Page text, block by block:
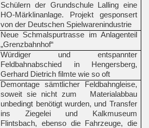
Schülern der Grundschule Lalling eine
HO-Märklinanlage. Projekt gesponsert
von der Deutschen Spielwarenindustrie
Neue Schmalspurtrasse im Anlagenteil
„Grenzbahnhof“
Würdiger und entspannter
Feldbahnabschied in Hengersberg,
Gerhard Dietrich filmte wie so oft
Demontage sämtlicher Feldbahngleise,
soweit sie nicht zum
Materialabbau
unbedingt benötigt wurden, und Transfer
ins Ziegelei und Kalkmuseum
Flintsbach, ebenso die Fahrzeuge, die